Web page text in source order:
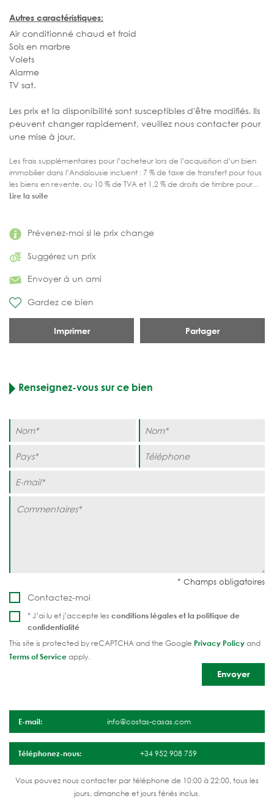
Prévenez-moi si le prix change
Suggérez un prix
Envoyer á un ami
Gardez ce bien
Imprimer Partager
Autres caractéristiques:
Air conditionné chaud et froid
Sols en marbre
Volets
Alarme
TV sat.
Les prix et la disponibilité sont susceptibles d'être modifiés. Ils
peuvent changer rapidement, veuillez nous contacter pour
une mise à jour.
Les frais supplémentaires pour l’acheteur lors de l’acquisition d’un bien
immobilier dans l’Andalousie incluent : 7 % de taxe de transfert pour tous
les biens en revente, ou 10 % de TVA et 1,2 % de droits de timbre pour...
Lire la suite
Renseignez-vous sur ce bien
Contactez-moi
* J’ai lu et j’accepte les conditions légales et la politique de
confidentialité
This site is protected by reCAPTCHA and the Google Privacy Policyand
Terms of Serviceapply.
E-mail: info@costas-casas.com
Téléphonez-nous: +34 952 908 759
Vous pouvez nous contacter par téléphone de 10:00 à 22:00, tous les
jours, dimanche et jours fériés inclus.